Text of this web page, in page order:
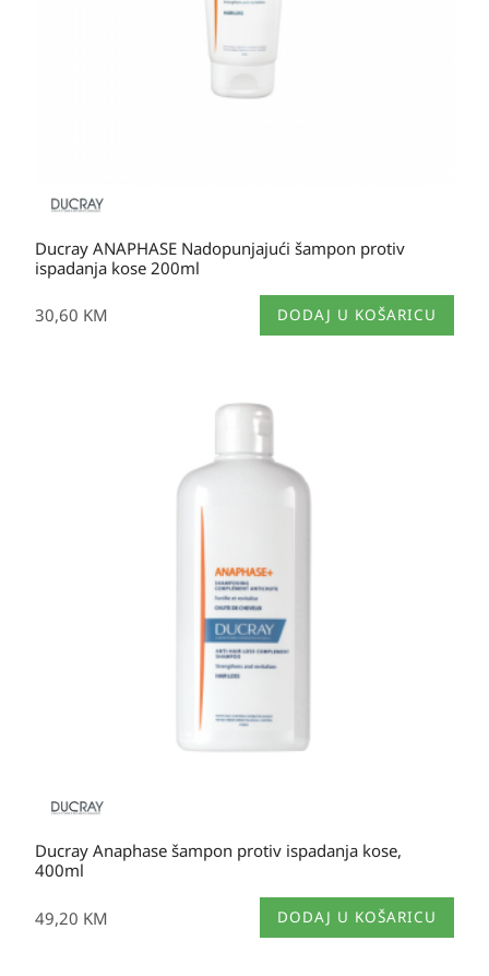
Ducray ANAPHASE Nadopunjajući šampon protiv
ispadanja kose 200ml
30,60 KM DODAJ U KOŠARICU
Ducray Anaphase šampon protiv ispadanja kose,
400ml
49,20 KM DODAJ U KOŠARICU